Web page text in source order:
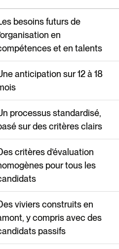
besoins futurs de
en
et en talents
anticipation sur 12 à 18
processus standardisé,
sur des critères clairs
critères d’évaluation
pour tous les
viviers construits en
y compris avec des
passifs